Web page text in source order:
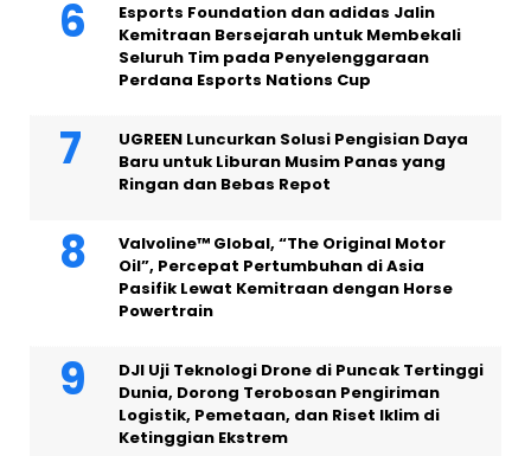
Esports Foundation dan adidas Jalin
Kemitraan Bersejarah untuk Membekali
Seluruh Tim pada Penyelenggaraan
Perdana Esports Nations Cup
UGREEN Luncurkan Solusi Pengisian Daya
Baru untuk Liburan Musim Panas yang
Ringan dan Bebas Repot
Valvoline™ Global, “The Original Motor
Oil”, Percepat Pertumbuhan di Asia
Pasifik Lewat Kemitraan dengan Horse
Powertrain
DJI Uji Teknologi Drone di Puncak Tertinggi
Dunia, Dorong Terobosan Pengiriman
Logistik, Pemetaan, dan Riset Iklim di
Ketinggian Ekstrem